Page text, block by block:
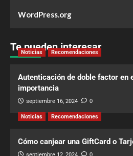
WordPress.org
Te pueden interesar
Noticias Recomendaciones
Autenticación de doble factor en
importancia
septiembre 16, 2024 0
Noticias Recomendaciones
Cómo canjear una GiftCard o
0